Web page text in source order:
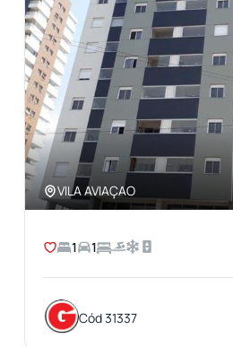
VILA AVIAÇAO
1 1
Cód 31337